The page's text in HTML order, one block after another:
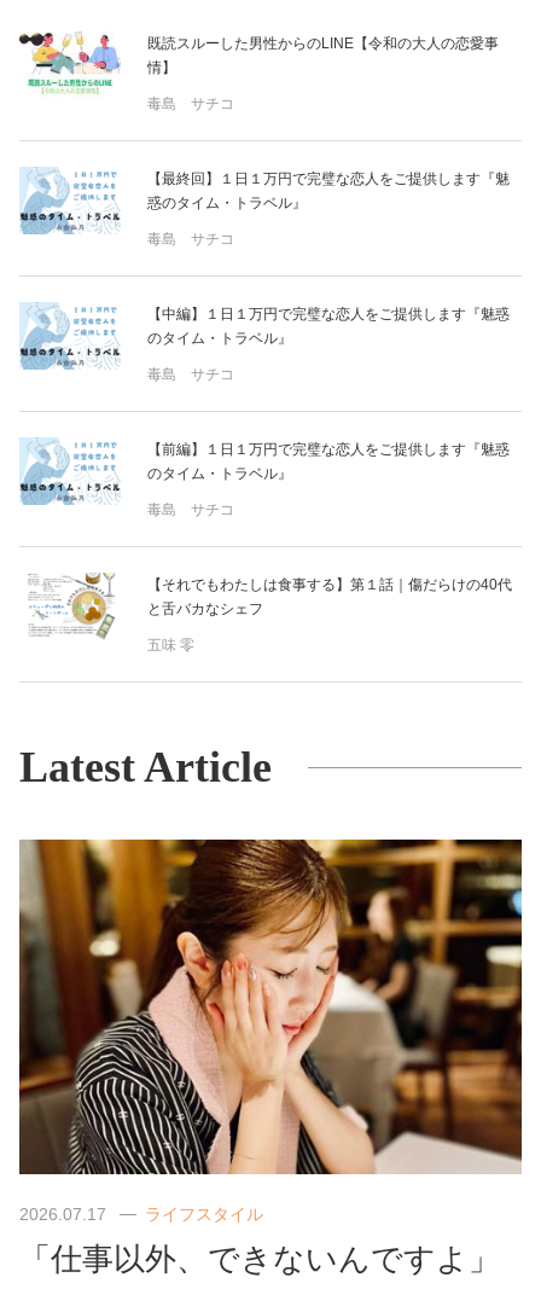
既読スルーした男性からのLINE【令和の大人の恋愛事
情】
毒島 サチコ
【最終回】１日１万円で完璧な恋人をご提供します『魅
惑のタイム・トラベル』
毒島 サチコ
【中編】１日１万円で完璧な恋人をご提供します『魅惑
のタイム・トラベル』
毒島 サチコ
【前編】１日１万円で完璧な恋人をご提供します『魅惑
のタイム・トラベル』
毒島 サチコ
【それでもわたしは食事する】第１話｜傷だらけの40代
と舌バカなシェフ
五味 零
Latest Article
2026.07.17 ライフスタイル
「仕事以外、できないんですよ」